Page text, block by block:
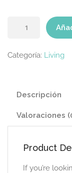
Categoría: Living
Descripción
Valoraciones
Product
If you’re